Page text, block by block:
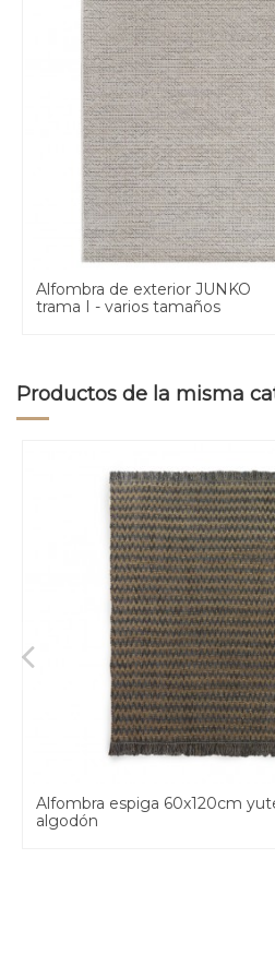
Alfombra de exterior JUNKO
trama I - varios tamaños
Productos de la misma
Alfombra espiga 60x120cm
algodón